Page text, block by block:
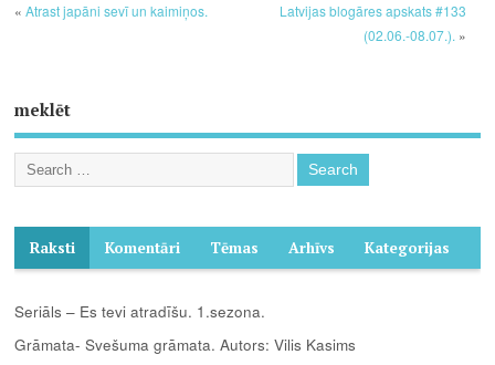
«Atrast japāni sevī un kaimiņos.
Latvijas blogāres apskats #133
(02.06.-08.07.).»
meklēt
Raksti Komentāri Tēmas Arhīvs Kategorijas
Seriāls – Es tevi atradīšu. 1.sezona.
Grāmata- Svešuma grāmata. Autors: Vilis Kasims